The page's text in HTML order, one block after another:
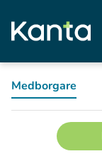
Medborgare